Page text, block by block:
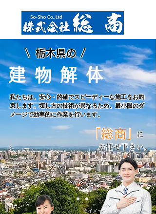
\栃木県の /
建 物 解 体
私たちは、安心・的確でスピーディーな施工をお約
束します。壊し方の技術が異なるため、最小限のダ
メージで効率的に作業を行います。
「総商 」に
お任せ下さい。
​※イメージ画像になります。